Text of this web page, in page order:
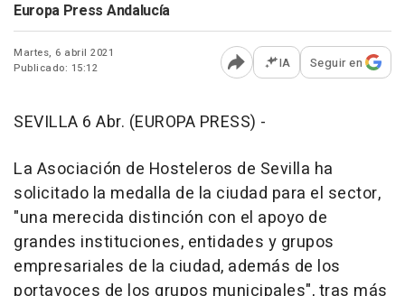
Europa Press Andalucía
Martes, 6 abril 2021
Publicado: 15:12
Abrir opciones para
IA Seguir en
SEVILLA 6 Abr. (EUROPA PRESS) -
La Asociación de Hosteleros de Sevilla ha
solicitado la medalla de la ciudad para el sector,
"una merecida distinción con el apoyo de
grandes instituciones, entidades y grupos
empresariales de la ciudad, además de los
portavoces de los grupos municipales", tras más